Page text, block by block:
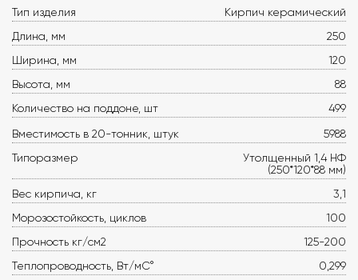
Тип изделия
Кирпич керамический
Длина, мм
250
Ширина, мм
120
Высота, мм
88
Количество на поддоне, шт
499
Вместимость в 20-тонник, штук
5988
Типоразмер
Утолщенный 1,4 НФ
(250*120*88 мм)
Вес кирпича, кг
3,1
Морозостойкость, циклов
100
Прочность кг/см2
125-200
Теплопроводность, Вт/мС°
0,299